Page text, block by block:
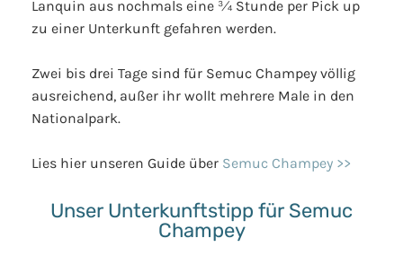
Lanquin aus nochmals eine ¾ Stunde per Pick up
zu einer Unterkunft gefahren werden.
Zwei bis drei Tage sind für Semuc Champey völlig
ausreichend, außer ihr wollt mehrere Male in den
Nationalpark.
Lies hier unseren Guide über Semuc Champey >>
Unser Unterkunftstipp für Semuc
Champey